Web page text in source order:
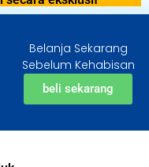
Belanja Sekarang
Sebelum Kehabisan
beli sekarang